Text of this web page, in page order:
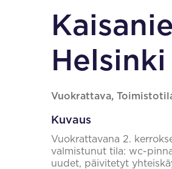
Helsinki
Vuokrattava,
Kuvaus
Vuokrattavana 2.
valmistunut tila: wc-
uudet, päivitetyt